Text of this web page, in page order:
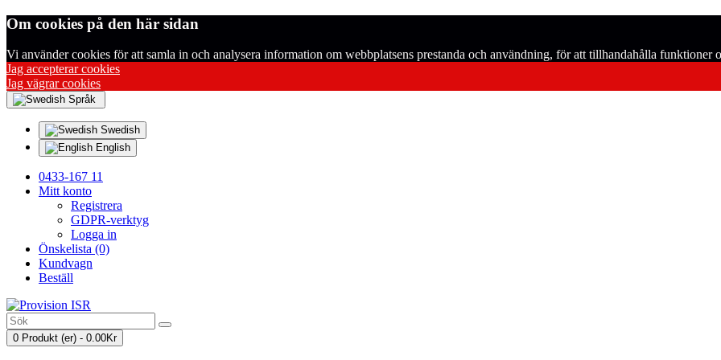
Om cookies på den här sidan
Vi använder cookies för att samla in och analysera information om webbplatsens prestanda och användning, för att tillhandahålla funktioner
Jag accepterar cookies
Jag vägrar cookies
Språk
Swedish
English
0433-167 11
Mitt konto
Registrera
GDPR-verktyg
Logga in
Önskelista (0)
Kundvagn
Beställ
0 Produkt (er) - 0.00Kr